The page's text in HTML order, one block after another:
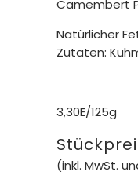
Camembert
Natürlicher
Zutaten:
3,30E/125g
(inkl. MwSt.